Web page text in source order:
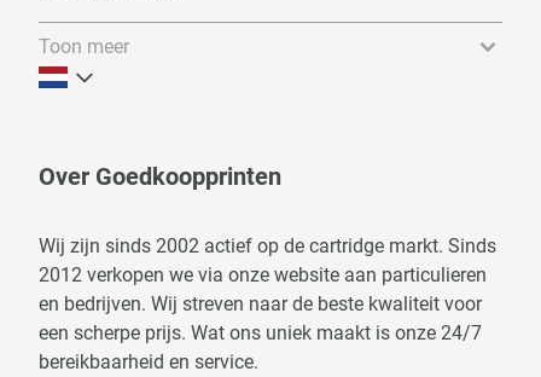
Toon meer
Over Goedkoopprinten
Wij zijn sinds 2002 actief op de cartridge markt. Sinds
2012 verkopen we via onze website aan particulieren
en bedrijven. Wij streven naar de beste kwaliteit voor
een scherpe prijs. Wat ons uniek maakt is onze 24/7
bereikbaarheid en service.